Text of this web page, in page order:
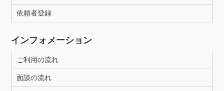
依頼者登録
インフォメーション
ご利用の流れ
面談の流れ